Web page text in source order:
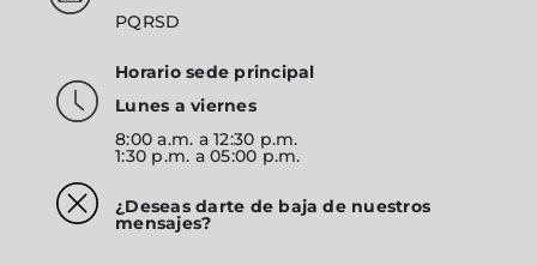
PQRSD
Horario sede principal
Lunes a viernes
8:00 a.m. a 12:30 p.m.
1:30 p.m. a 05:00 p.m.
¿Deseas darte de baja de nuestros
mensajes?